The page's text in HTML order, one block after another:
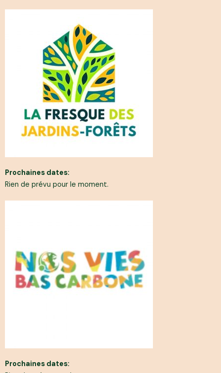
Prochaines dates:
Rien de prévu pour le moment.
Prochaines dates: